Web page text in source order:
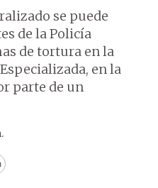
se puede
de la Policía
de tortura en la
en la
parte de un